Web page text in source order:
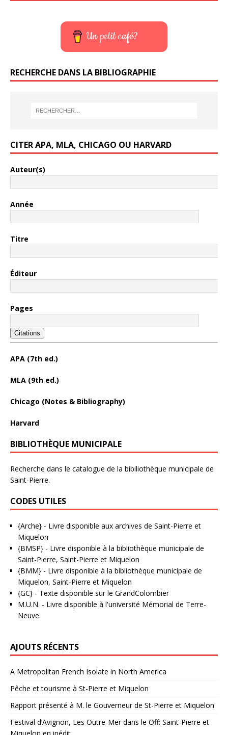
Un petit café?
RECHERCHE DANS LA BIBLIOGRAPHIE
CITER APA, MLA, CHICAGO OU HARVARD
Auteur(s)
Année
Titre
Éditeur
Pages
Citations
APA (7th ed.)
MLA (9th ed.)
Chicago (Notes & Bibliography)
Harvard
BIBLIOTHÈQUE MUNICIPALE
Recherche dans le catalogue de la bibiliothèque municipale de
Saint-Pierre.
CODES UTILES
{Arche} - Livre disponible aux archives de Saint-Pierre et
Miquelon
{BMSP} - Livre disponible à la bibliothèque municipale de
Saint-Pierre, Saint-Pierre et Miquelon
{BMM} - Livre disponible à la bibliothèque municipale de
Miquelon, Saint-Pierre et Miquelon
{GC} - Texte disponible sur le GrandColombier
M.U.N. - Livre disponible à l'université Mémorial de Terre-
Neuve.
AJOUTS RÉCENTS
A Metropolitan French Isolate in North America
Pêche et tourisme à St-Pierre et Miquelon
Rapport présenté à M. le Gouverneur de St-Pierre et Miquelon
Festival d’Avignon, Les Outre-Mer dans le Off: Saint-Pierre et